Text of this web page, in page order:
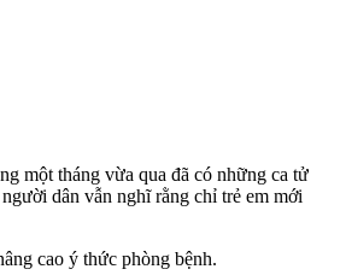
một tháng vừa qua đã có những ca tử
dân vẫn nghĩ rằng chỉ trẻ em mới
cao ý thức phòng bệnh.